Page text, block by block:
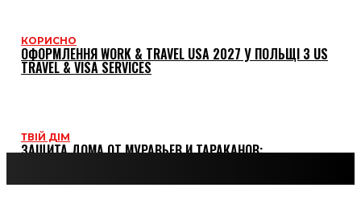
КОРИСНО
ОФОРМЛЕННЯ WORK & TRAVEL USA 2027 У ПОЛЬЩІ З US
TRAVEL & VISA SERVICES
ТВІЙ ДІМ
ЗАЩИТА ДОМА ОТ МУРАВЬЕВ И ТАРАКАНОВ: